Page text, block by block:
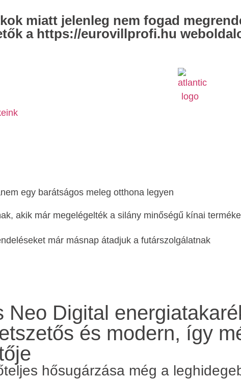
miatt jelenleg nem fogad
a https://eurovillprofi.hu
egy barátságos meleg otthona legyen
akik már megelégelték a silány minőségű kínai
már másnap átadjuk a futárszolgálatnak
Neo Digital
és modern, így
hősugárzása még a